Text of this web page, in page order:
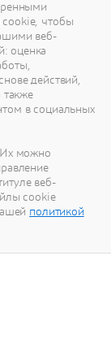
cookie, чтобы
веб-
оценка
действий,
также
в социальных
Их можно
веб-
cookie
политикой